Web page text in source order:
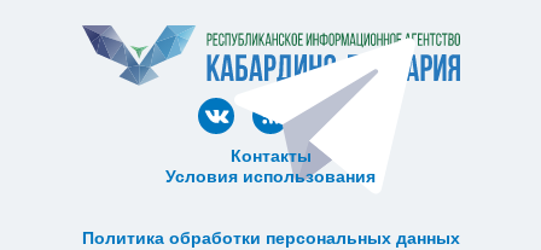
Контакты
Условия использования
Политика обработки персональных данных